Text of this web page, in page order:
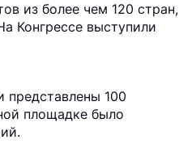
из более чем 120 стран,
Конгрессе выступили
представлены 100
площадке было